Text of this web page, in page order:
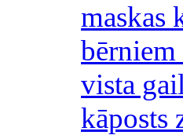
maskas
bērniem
vista
kāposts